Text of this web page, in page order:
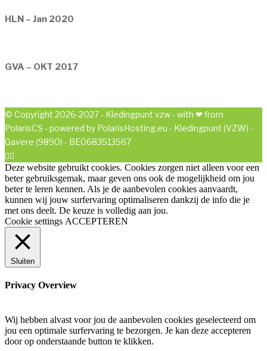
HLN – Jan 2020
GVA – OKT 2017
© Copyright 2026-2027 - Kledingpunt vzw - with ❤ from
PolarisCS - powered by PolarisHosting.eu - Kledingpunt (VZW) -
Gavere (9890) - BE0683513567

Deze website gebruikt cookies. Cookies zorgen niet alleen voor een
beter gebruiksgemak, maar geven ons ook de mogelijkheid om jou
beter te leren kennen. Als je de aanbevolen cookies aanvaardt,
kunnen wij jouw surfervaring optimaliseren dankzij de info die je
met ons deelt. De keuze is volledig aan jou.
Cookie settings ACCEPTEREN
Sluiten
Privacy Overview
Wij hebben alvast voor jou de aanbevolen cookies geselecteerd om
jou een optimale surfervaring te bezorgen. Je kan deze accepteren
door op onderstaande button te klikken.